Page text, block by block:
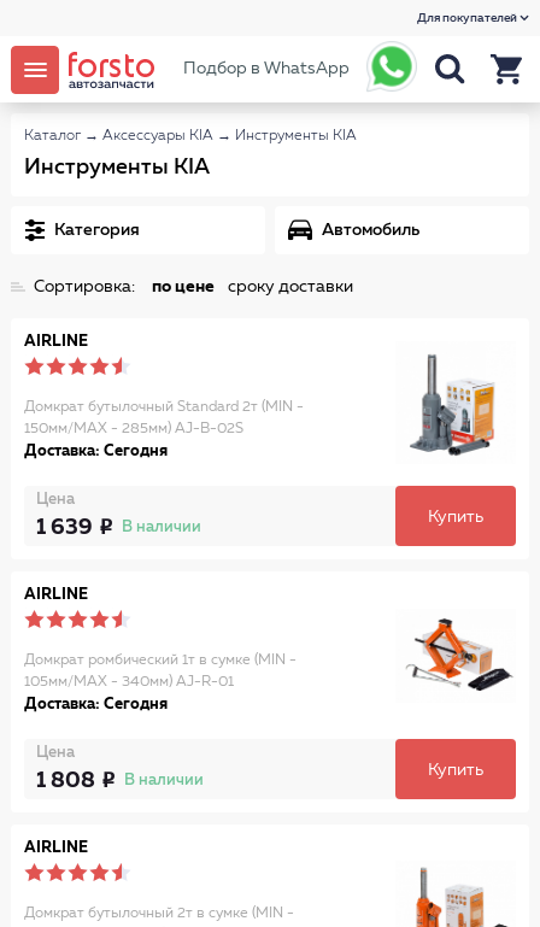
Для покупателей
Подбор в WhatsApp
Каталог → Аксессуары KIA → Инструменты KIA
Инструменты KIA
Категория Автомобиль
Сортировка: по цене сроку доставки
AIRLINE
Домкрат бутылочный Standard 2т (MIN -
150мм/MAX - 285мм) AJ-B-02S
Доставка: Сегодня
Цена
1 639 В наличии
Купить
AIRLINE
Домкрат ромбический 1т в сумке (MIN -
105мм/MAX - 340мм) AJ-R-01
Доставка: Сегодня
Цена
1 808 В наличии
Купить
AIRLINE
Домкрат бутылочный 2т в сумке (MIN -